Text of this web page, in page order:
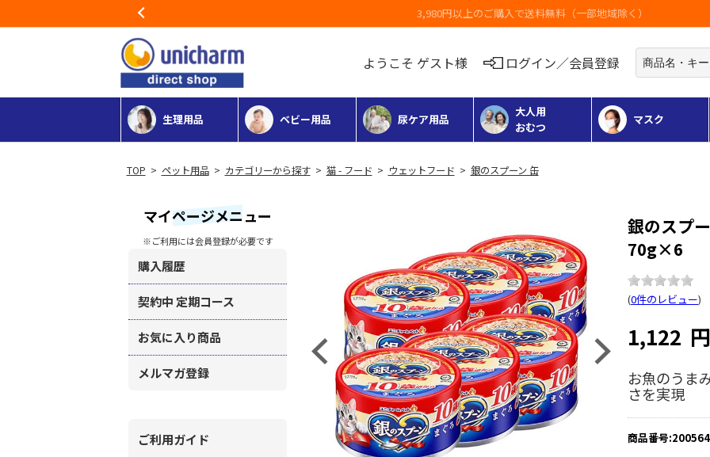
お荷物のお届けに遅れが出ている地域がございます
ようこそ ゲスト様 ログイン／会員登録
生理用品 ベビー用品 尿ケア用品
大人用
おむつ
マスク
> ペット用品> カテゴリーから探す> 猫 - フード > ウェットフード > 銀のスプーン 缶
マイページメニュー
※ご利用には会員登録が必要です
購入履歴
契約中 定期コース
お気に入り商品
メルマガ登録
ご利用ガイド
Previous Next
銀のスプ
70g×6
(0件のレビュー)
1,122 円
お魚のうま
さを実現
商品番号:200564